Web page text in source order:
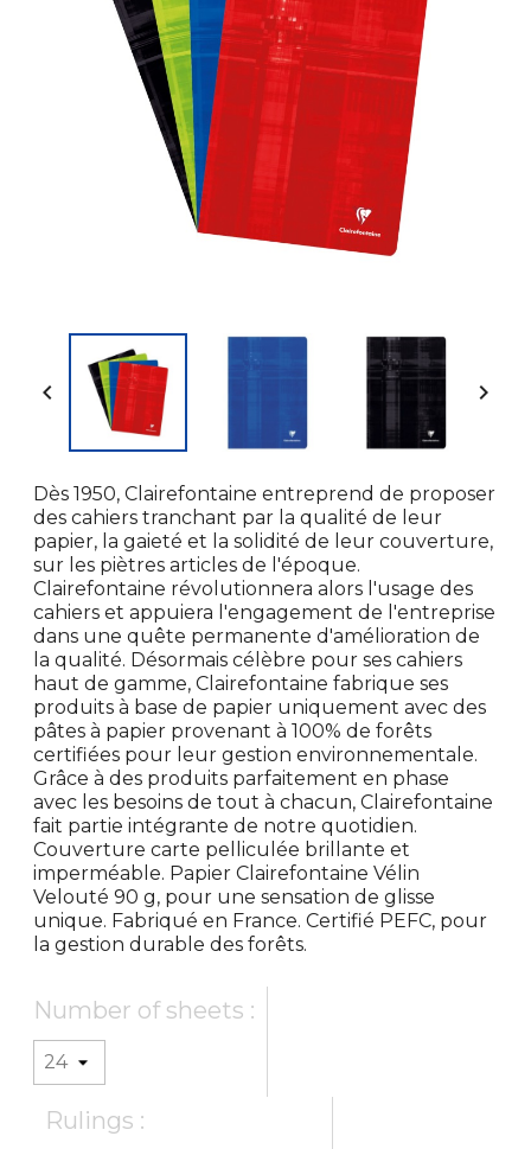
 
Dès 1950, Clairefontaine entreprend de proposer
des cahiers tranchant par la qualité de leur
papier, la gaieté et la solidité de leur couverture,
sur les piètres articles de l'époque.
Clairefontaine révolutionnera alors l'usage des
cahiers et appuiera l'engagement de l'entreprise
dans une quête permanente d'amélioration de
la qualité. Désormais célèbre pour ses cahiers
haut de gamme, Clairefontaine fabrique ses
produits à base de papier uniquement avec des
pâtes à papier provenant à 100% de forêts
certifiées pour leur gestion environnementale.
Grâce à des produits parfaitement en phase
avec les besoins de tout à chacun, Clairefontaine
fait partie intégrante de notre quotidien.
Couverture carte pelliculée brillante et
imperméable. Papier Clairefontaine Vélin
Velouté 90 g, pour une sensation de glisse
unique. Fabriqué en France. Certifié PEFC, pour
la gestion durable des forêts.
Number of sheets :
Rulings :